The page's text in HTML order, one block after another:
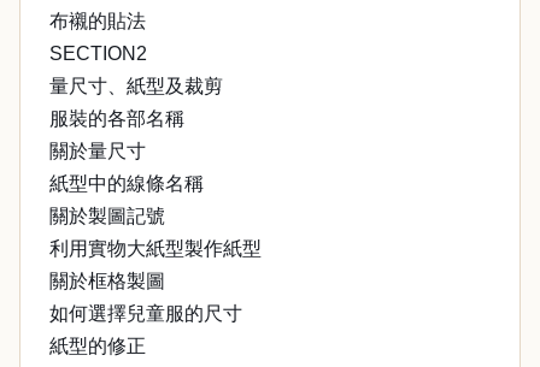
布襯的貼法
SECTION2
量尺寸、紙型及裁剪
服裝的各部名稱
關於量尺寸
紙型中的線條名稱
關於製圖記號
利用實物大紙型製作紙型
關於框格製圖
如何選擇兒童服的尺寸
紙型的修正